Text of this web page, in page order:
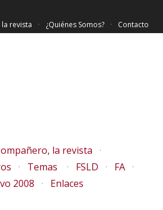
revista
¿Quiénes Somos? Contacto
la revista
Temas FSLD
FA
2008
Enlaces